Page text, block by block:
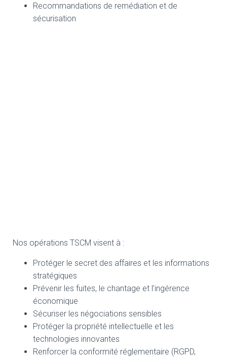
Recommandations de remédiation et de
sécurisation
Nos opérations TSCM visent à :
Protéger le secret des affaires et les informations
stratégiques
Prévenir les fuites, le chantage et l’ingérence
économique
Sécuriser les négociations sensibles
Protéger la propriété intellectuelle et les
technologies innovantes
Renforcer la conformité réglementaire (RGPD,